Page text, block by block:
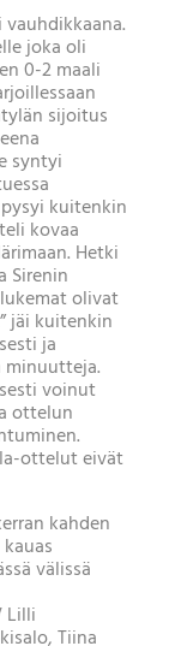
joka oli
0-2 maali
sijoitus
syntyi
kuitenkin
kovaa
Hetki
Sirenin
olivat
jäi kuitenkin
ja
minuutteja.
voinut
ottelun
ottelut eivät
kahden
välissä
Lilli
Tiina